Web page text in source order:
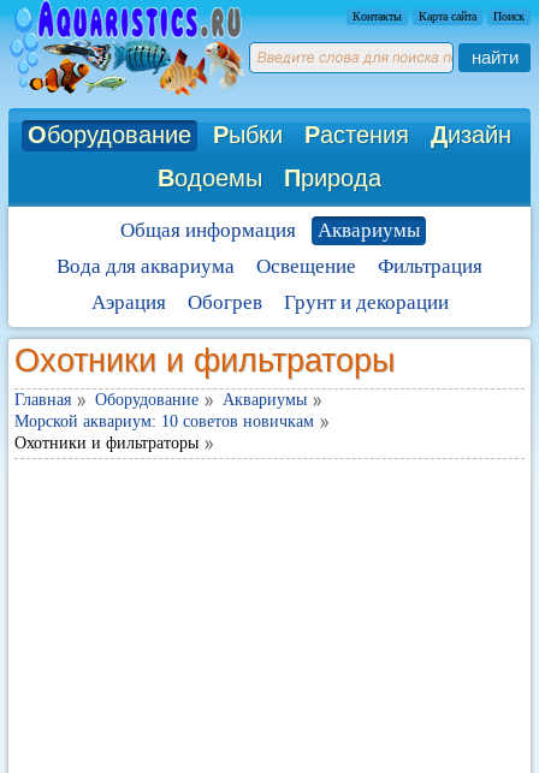
Контакты Карта сайта Поиск
найти
Оборудование Рыбки Растения Дизайн
Водоемы Природа
Общая информация
Аквариумы
Вода для аквариума
Освещение
Фильтрация
Аэрация
Обогрев Грунт и декорации
Охотники и фильтраторы
Главная Оборудование
Аквариумы
Морской аквариум: 10 советов новичкам
Охотники и фильтраторы